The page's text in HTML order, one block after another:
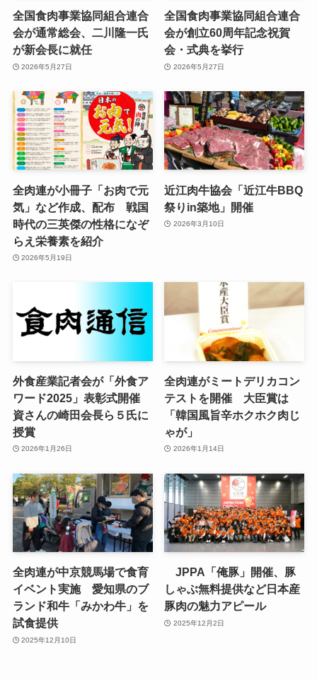
全国食肉事業協同組合連合
会が通常総会、二川隆一氏
が新会長に就任
2026年5月27日
全国食肉事業協同組合連合
会が創立60周年記念祝賀
会・式典を挙行
2026年5月27日
全肉連が小冊子「お肉で元
気」など作成、配布 戦国
時代の三英傑の性格になぞ
らえ栄養素を紹介
2026年5月19日
近江肉牛協会「近江牛BBQ
祭りin築地」開催
2026年3月10日
外食産業記者会が「外食ア
ワード2025」表彰式開催
資さんの崎田会長ら５氏に
授賞
2026年1月26日
全肉連がミートデリカコン
テストを開催 大臣賞は
「韓国風旨辛ホクホク肉じ
ゃが」
2026年1月14日
全肉連が中京競馬場で食育
イベント実施 愛知県のブ
ランド和牛「みかわ牛」を
試食提供
2025年12月10日
JPPA「俺豚」開催、豚
しゃぶ無料提供など日本産
豚肉の魅力アピール
2025年12月2日